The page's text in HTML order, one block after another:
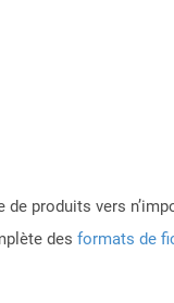
produits vers
des formats de